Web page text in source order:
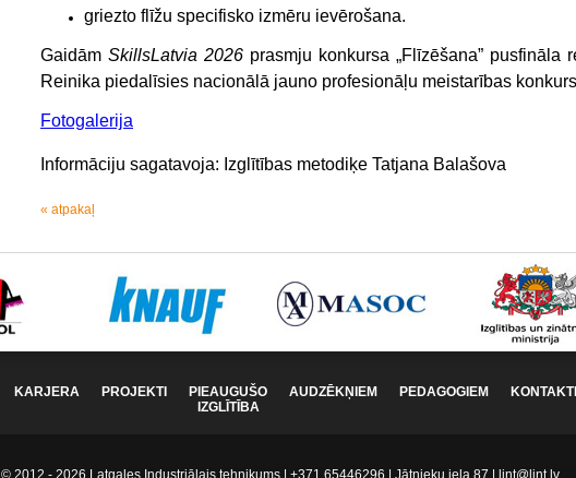
griezto flīžu specifisko izmēru ievērošana.
Gaidām SkillsLatvia 2026 prasmju konkursa „Flīzēšana” pusfināla
Reinika piedalīsies nacionālā jauno profesionāļu meistarības
Fotogalerija
Informāciju sagatavoja: Izglītības metodiķe Tatjana Balašova
« atpakaļ
KARJERA PROJEKTI
PIEAUGUŠO
IZGLĪTĪBA
AUDZĒKŅIEM PEDAGOGIEM KONTAKTI
© 2012 - 2026 Latgales Industriālais tehnikums | +371 65446296 | Jātnieku iela 87 | lint@lint.lv